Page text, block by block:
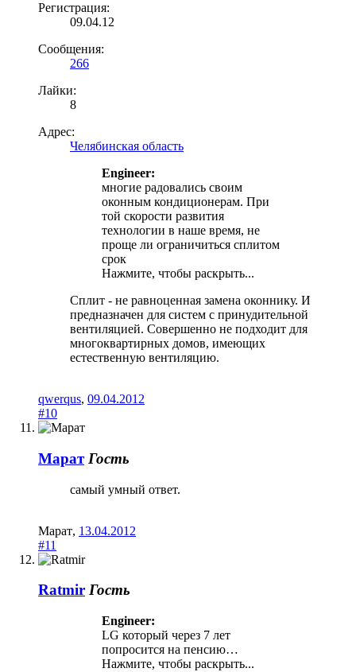
Регистрация:
09.04.12
Сообщения:
266
Лайки:
8
Адрес:
Челябинская область
Engineer:
многие радовались своим
оконным кондиционерам. При
той скорости развития
технологии в наше время, не
проще ли ограничиться сплитом
срок
Нажмите, чтобы раскрыть...
Сплит - не равноценная замена оконнику. И
предназначен для систем с принудительной
вентиляцией. Совершенно не подходит для
многоквартирных домов, имеющих
естественную вентиляцию.
qwerqus, 09.04.2012
#10
Марат Гость
самый умный ответ.
Марат, 13.04.2012
#11
Ratmir Гость
Engineer:
LG который через 7 лет
попросится на пенсию…
Нажмите, чтобы раскрыть...